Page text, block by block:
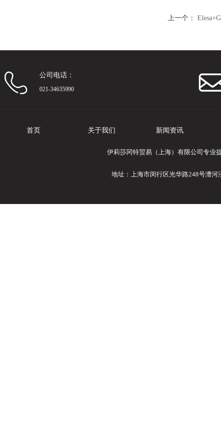
上一个：
公司电话：
021-34635990
首页 关于我们 新闻资讯
伊莉莎冈特贸易（上海）有限公司专业
地址：上海市闵行区光华路248号漕